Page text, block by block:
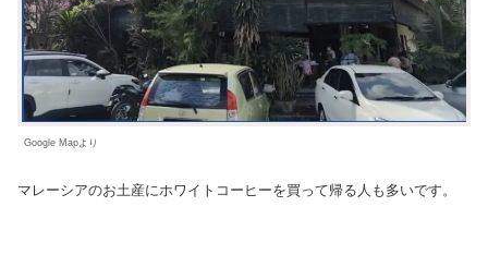
Google Mapより
マレーシアのお土産にホワイトコーヒーを買って帰る人も多いです。